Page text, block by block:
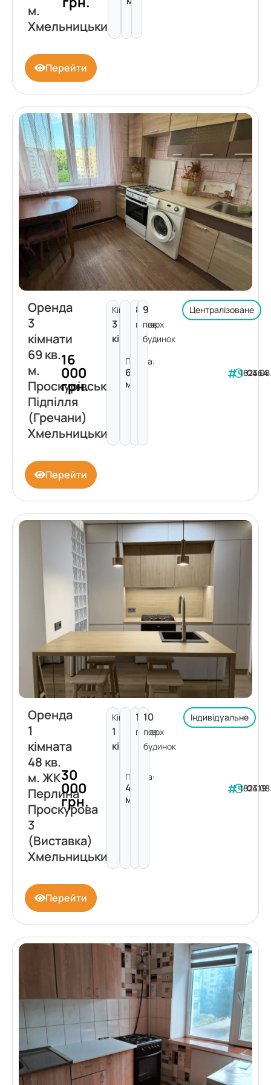
м.
Хмельницький
Перейти
Оренда
3
кімнати
69 кв.
м.
Проскурівського
Підпілля
(Гречани)
Хмельницький
16
000
грн.
Кімнат:
3
кімнати
Площа:
69
м²
8
поверх
9
пов.
будинок
Централізоване
182364
Перейти
Оренда
1
кімната
48 кв.
м. ЖК
Перлина
Проскурова
3
(Виставка)
Хмельницький
30
000
грн.
Кімнат:
1
кімната
Площа:
48
м²
10
поверх
10
пов.
будинок
Індивідуальне
182319
Перейти